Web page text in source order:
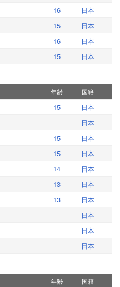
16
日本
15
日本
16
日本
15 日本
年齢 国籍
15
日本
日本
15
日本
15
日本
14
日本
13
日本
13
日本
日本
日本
日本
年齢 国籍